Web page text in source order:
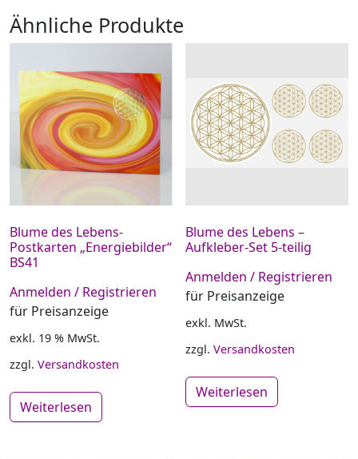
Ähnliche Produkte
Blume des Lebens-
Postkarten „Energiebilder“
BS41
Anmelden / Registrieren
für Preisanzeige
exkl. 19 % MwSt.
zzgl. Versandkosten
Weiterlesen
Blume des Lebens –
Aufkleber-Set 5-teilig
Anmelden / Registrieren
für Preisanzeige
exkl. MwSt.
zzgl.Versandkosten
Weiterlesen